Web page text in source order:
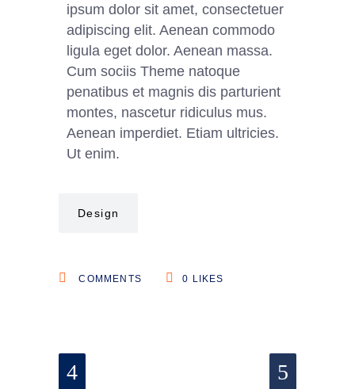
ipsum dolor sit amet, consectetuer
adipiscing elit. Aenean commodo
ligula eget dolor. Aenean massa.
Cum sociis Theme natoque
penatibus et magnis dis parturient
montes, nascetur ridiculus mus.
Aenean imperdiet. Etiam ultricies.
Ut enim.
Design
COMMENTS 0 LIKES